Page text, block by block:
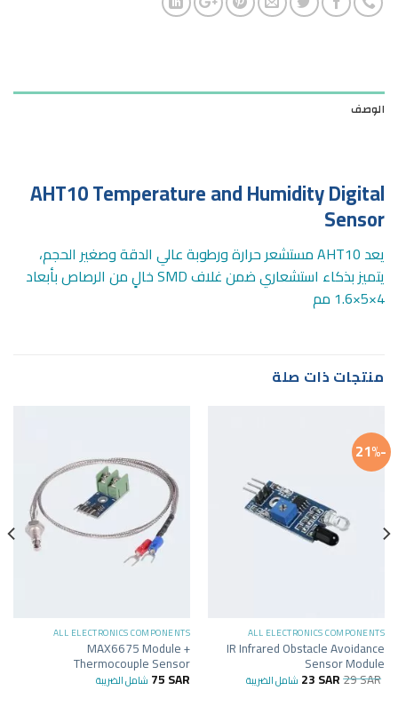
الوصف
AHT10 Temperature and Humidity Digital
Sensor
يعد AHT10 مستشعر حرارة ورطوبة عالي الدقة وصغير الحجم،
يتميز بذكاء استشعاري ضمن غلاف SMD خالٍ من الرصاص بأبعاد
4×5×1.6 مم
منتجات ذات صلة
-21%
ALL ELECTRONICS COMPONENTS
IR Infrared Obstacle Avoidance
Sensor Module
29SAR
23SAR شامل الضريبة
ALL ELECTRONICS COMPONENTS
MAX6675 Module +
Thermocouple Sensor
75SAR شامل الضريبة